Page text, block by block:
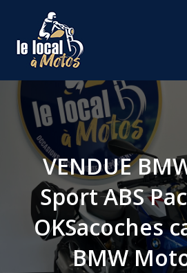
VENDUE
Sport ABS
OKSacoches
BMW